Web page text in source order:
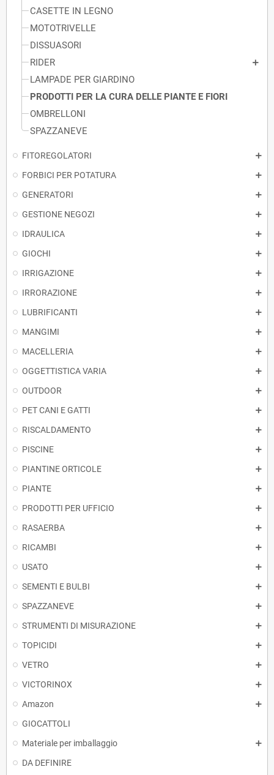
CASETTE IN LEGNO
MOTOTRIVELLE
DISSUASORI
RIDER
LAMPADE PER GIARDINO
PRODOTTI PER LA CURA DELLE PIANTE E FIORI
OMBRELLONI
SPAZZANEVE
FITOREGOLATORI
FORBICI PER POTATURA
GENERATORI
GESTIONE NEGOZI
IDRAULICA
GIOCHI
IRRIGAZIONE
IRRORAZIONE
LUBRIFICANTI
MANGIMI
MACELLERIA
OGGETTISTICA VARIA
OUTDOOR
PET CANI E GATTI
RISCALDAMENTO
PISCINE
PIANTINE ORTICOLE
PIANTE
PRODOTTI PER UFFICIO
RASAERBA
RICAMBI
USATO
SEMENTI E BULBI
SPAZZANEVE
STRUMENTI DI MISURAZIONE
TOPICIDI
VETRO
VICTORINOX
Amazon
GIOCATTOLI
Materiale per imballaggio
DA DEFINIRE